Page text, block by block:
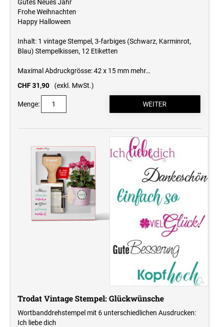
Professional Line
STEMPELKISSEN
ERSATZKISSEN REINER
ERSATZKISSEN FÜR TASCHENSTEMPEL
Gutes Neues Jahr
Frohe Weihnachten
Happy Halloween
Inhalt: 1 vintage Stempel, 3-farbiges (Schwarz, Karminrot,
Blau) Stempelkissen, 12 Etiketten
Maximal Abdruckgrösse: 42 x 15 mm mehr…
CHF 31,90
(exkl. MwSt.)
Menge:
Trodat Vintage Stempel: Glückwünsche
Wortbanddrehstempel mit 6 unterschiedlichen Ausdrucken:
Ich liebe dich